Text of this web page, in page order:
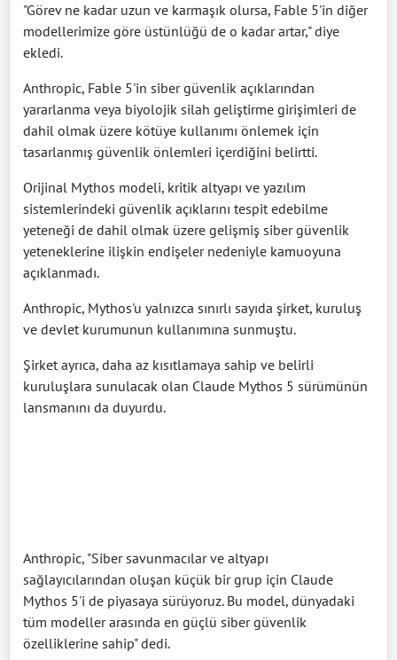
"Görev ne kadar uzun ve karmaşık olursa, Fable 5'in diğer
modellerimize göre üstünlüğü de o kadar artar," diye
ekledi.
Anthropic, Fable 5'in siber güvenlik açıklarından
yararlanma veya biyolojik silah geliştirme girişimleri de
dahil olmak üzere kötüye kullanımı önlemek için
tasarlanmış güvenlik önlemleri içerdiğini belirtti.
Orijinal Mythos modeli, kritik altyapı ve yazılım
sistemlerindeki güvenlik açıklarını tespit edebilme
yeteneği de dahil olmak üzere gelişmiş siber güvenlik
yeteneklerine ilişkin endişeler nedeniyle kamuoyuna
açıklanmadı.
Anthropic, Mythos'u yalnızca sınırlı sayıda şirket, kuruluş
ve devlet kurumunun kullanımına sunmuştu.
Şirket ayrıca, daha az kısıtlamaya sahip ve belirli
kuruluşlara sunulacak olan Claude Mythos 5 sürümünün
lansmanını da duyurdu.
Anthropic, "Siber savunmacılar ve altyapı
sağlayıcılarından oluşan küçük bir grup için Claude
Mythos 5'i de piyasaya sürüyoruz. Bu model, dünyadaki
tüm modeller arasında en güçlü siber güvenlik
özelliklerine sahip" dedi.